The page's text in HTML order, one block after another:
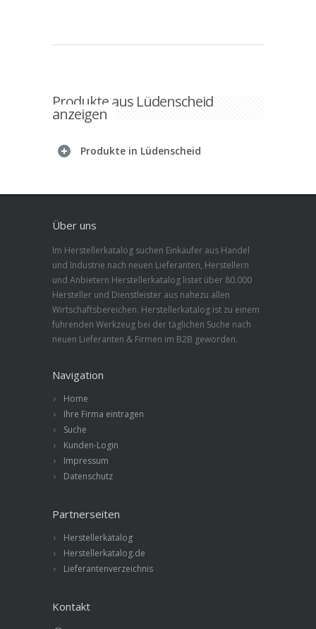
Produkte aus Lüdenscheid
anzeigen
Produkte in Lüdenscheid
Über uns
Im Herstellerkatalog suchen Einkäufer aus Handel
und Industrie nach neuen Lieferanten, Herstellern
und Anbietern Herstellerkatalog listet über 80.000
Hersteller und Dienstleister aus nahezu allen
Wirtschaftsbereichen. Herstellerkatalog ist zu einem
führenden Werkzeug bei der täglichen Suche nach
neuen Lieferanten & Firmen im B2B geworden.
Navigation
Home
Ihre Firma eintragen
Suche
Kunden-Login
Impressum
Datenschutz
Partnerseiten
Herstellerkatalog
Herstellerkatalog.de
Lieferantenverzeichnis
Kontakt